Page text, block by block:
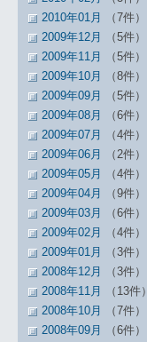
2010年01月
（7件）
2009年12月
（5件）
2009年11月
（5件）
2009年10月
（8件）
2009年09月
（5件）
2009年08月
（6件）
2009年07月
（4件）
2009年06月
（2件）
2009年05月
（4件）
2009年04月
（9件）
2009年03月
（6件）
2009年02月
（4件）
2009年01月
（3件）
2008年12月
（3件）
2008年11月
（13件）
2008年10月
（7件）
2008年09月
（6件）